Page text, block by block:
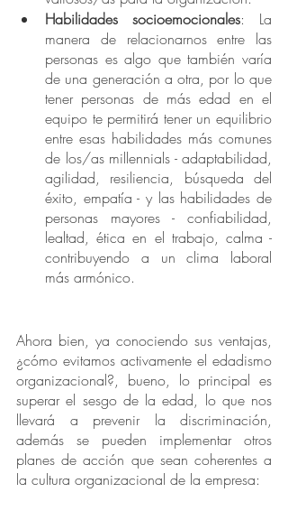
Habilidades socioemocionales: La
manera de relacionarnos entre las
personas es algo que también varía
de una generación a otra, por lo que
tener personas de más edad en el
equipo te permitirá tener un equilibrio
entre esas habilidades más comunes
de los/as millennials - adaptabilidad,
agilidad, resiliencia, búsqueda del
éxito, empatía - y las habilidades de
personas mayores - confiabilidad,
lealtad, ética en el trabajo, calma -
contribuyendo a un clima laboral
más armónico.
Ahora bien, ya conociendo sus ventajas,
¿cómo evitamos activamente el edadismo
organizacional?, bueno, lo principal es
superar el sesgo de la edad, lo que nos
llevará a prevenir la discriminación,
además se pueden implementar otros
planes de acción que sean coherentes a
la cultura organizacional de la empresa: